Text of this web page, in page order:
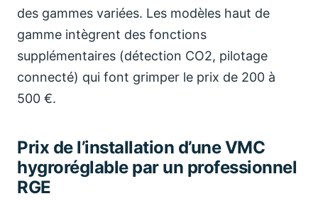
des gammes variées. Les modèles haut de
gamme intègrent des fonctions
supplémentaires (détection CO2, pilotage
connecté) qui font grimper le prix de 200 à
500 €.
Prix de l’installation d’une VMC
hygroréglable par un professionnel
RGE